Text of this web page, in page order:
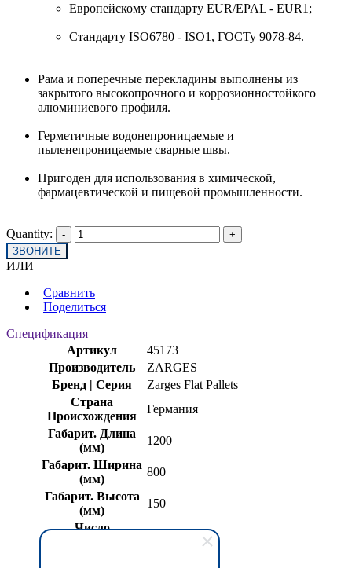
Европейскому стандарту EUR/EPAL - EUR1;
Стандарту ISO6780 - ISO1, ГОСТу 9078-84.
Рама и поперечные перекладины выполнены из
закрытого высокопрочного и коррозионностойкого
алюминиевого профиля.
Герметичные водонепроницаемые и
пыленепроницаемые сварные швы.
Пригоден для использования в химической,
фармацевтической и пищевой промышленности.
Quantity:
ЗВОНИТЕ
ИЛИ
| Сравнить
| Поделиться
Спецификация
Артикул
45173
Производитель
ZARGES
Бренд | Серия
Zarges Flat Pallets
Страна
Происхождения
Германия
Габарит. Длина
(мм)
1200
Габарит. Ширина
(мм)
800
Габарит. Высота
(мм)
150
Число
5